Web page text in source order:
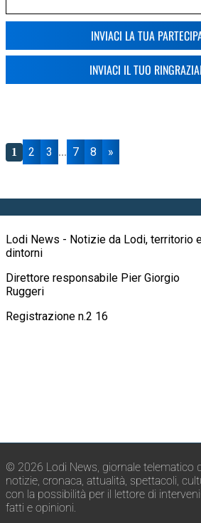
INVIACI LA TUA
INVIACI IL TUO
1 2 3 ... 7 8 »
Lodi News - Notizie da Lodi, territorio
dintorni
Direttore responsabile Pier Giorgio
Ruggeri
Registrazione n.2 16
© 2026 Lodi News, giornale telematico
notizie, cronaca, attualità, spettacoli,
con la possibilità per il lettore di
fatti e opinioni.